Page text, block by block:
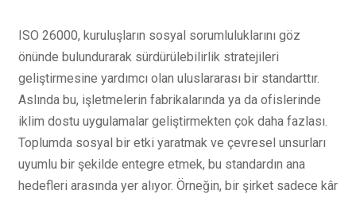
ISO 26000, kuruluşların sosyal sorumluluklarını göz
önünde bulundurarak sürdürülebilirlik stratejileri
geliştirmesine yardımcı olan uluslararası bir standarttır.
Aslında bu, işletmelerin fabrikalarında ya da ofislerinde
iklim dostu uygulamalar geliştirmekten çok daha fazlası.
Toplumda sosyal bir etki yaratmak ve çevresel unsurları
uyumlu bir şekilde entegre etmek, bu standardın ana
hedefleri arasında yer alıyor. Örneğin, bir şirket sadece kâr